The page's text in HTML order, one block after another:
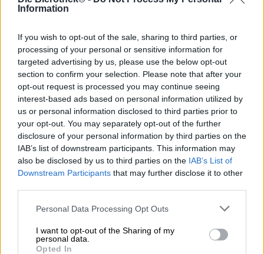
Information
If you wish to opt-out of the sale, sharing to third parties, or
processing of your personal or sensitive information for
targeted advertising by us, please use the below opt-out
section to confirm your selection. Please note that after your
opt-out request is processed you may continue seeing
interest-based ads based on personal information utilized by
us or personal information disclosed to third parties prior to
your opt-out. You may separately opt-out of the further
disclosure of your personal information by third parties on the
IAB’s list of downstream participants. This information may
also be disclosed by us to third parties on the IAB’s List of
Downstream Participants that may further disclose it to other
Personal Data Processing Opt Outs
I want to opt-out of the Sharing of my
personal data.
Opted In
Altri stili
yerba mate lemonade
Sakiskiu Alus
€ 3,79
EINWEG
0,33 L POTERE - € 11,48 / LTR
Esaurito